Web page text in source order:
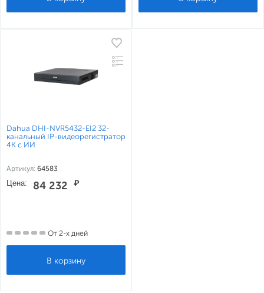
Dahua DHI-NVR5432-EI2 32-
канальный IP-видеорегистратор
4K с ИИ
Артикул: 64583
Цена: 84 232 ₽
От 2-х дней